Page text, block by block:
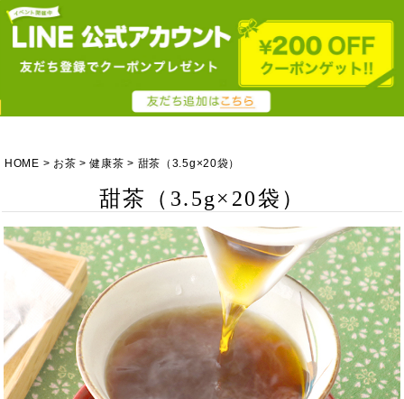
HOME お茶 健康茶 甜茶（3.5g×20袋）
甜茶（3.5g×20袋）